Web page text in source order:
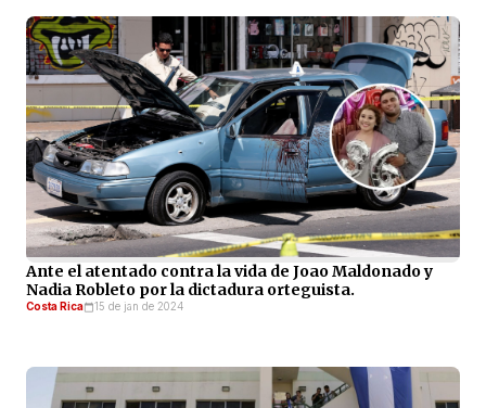
Ante el atentado contra la vida de Joao Maldonado y
Nadia Robleto por la dictadura orteguista.
Costa Rica 15 de jan de 2024